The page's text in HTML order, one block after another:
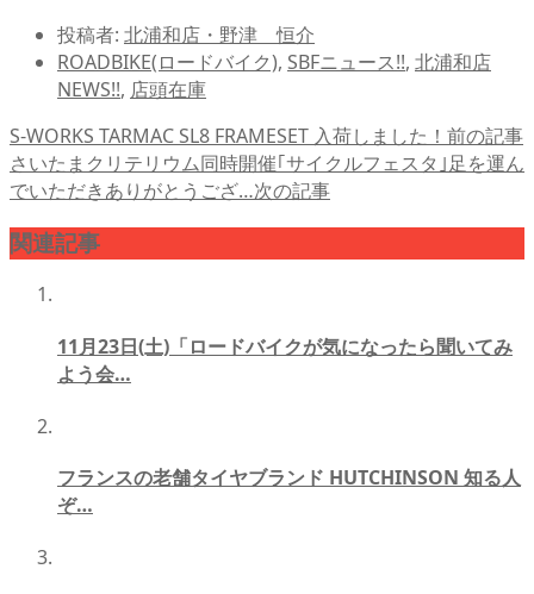
投稿者: 北浦和店・野津 恒介
ROADBIKE(ロードバイク), SBFニュース!!, 北浦和店
NEWS!!, 店頭在庫
S-WORKS TARMAC SL8 FRAMESET 入荷しました！ 前の記事
さいたまクリテリウム同時開催｢サイクルフェスタ｣足を運ん
でいただきありがとうござ…次の記事
関連記事
11月23日(土)「ロードバイクが気になったら聞いてみ
よう会…
フランスの老舗タイヤブランド HUTCHINSON 知る人
ぞ…